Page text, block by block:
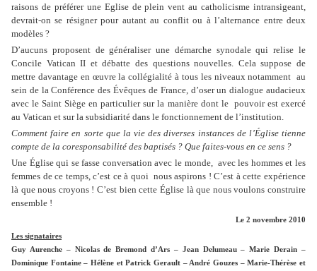
raisons de préférer une Eglise de plein vent au catholicisme intransigeant,
devrait-on se résigner pour autant au conflit ou à l’alternance entre deux
modèles ?
D’aucuns proposent de généraliser une démarche synodale qui relise le
Concile Vatican II et débatte des questions nouvelles. Cela suppose de
mettre davantage en œuvre la collégialité à tous les niveaux notamment au
sein de la Conférence des Évêques de France, d’oser un dialogue audacieux
avec le Saint Siège en particulier sur la manière dont le pouvoir est exercé
au Vatican et sur la subsidiarité dans le fonctionnement de l’institution.
Comment faire en sorte que la vie des diverses instances de l’Église tienne
compte de la coresponsabilité des baptisés ? Que faites-vous en ce sens ?
Une Église qui se fasse conversation avec le monde,
avec les hommes et les
femmes de ce temps, c’est ce à quoi nous aspirons ! C’est à cette expérience
là que nous croyons ! C’est bien cette Église là que nous voulons construire
ensemble !
Le 2 novembre 2010
Les signataires
Guy Aurenche – Nicolas de Bremond d’Ars – Jean Delumeau – Marie Derain –
Dominique Fontaine – Hélène et Patrick Gerault – André Gouzes – Marie-Thérèse et